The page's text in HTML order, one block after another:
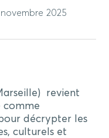
2025
revient
comme
décrypter les
culturels et